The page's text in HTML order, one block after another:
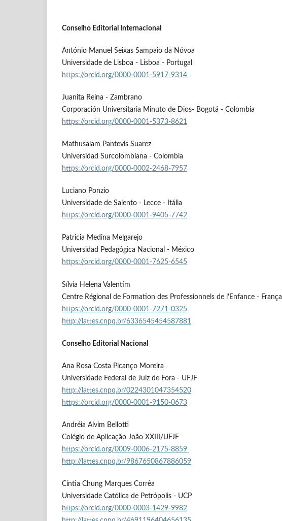
Conselho Editorial Internacional
António Manuel Seixas Sampaio da Nóvoa
Universidade de Lisboa - Lisboa - Portugal
https://orcid.org/0000-0001-5917-9314
Juanita Reina - Zambrano
Corporación Universitaria Minuto de Dios- Bogotá - Colombia
https://orcid.org/0000-0001-5373-8621
Mathusalam Pantevis Suarez
Universidad Surcolombiana - Colombia
https://orcid.org/0000-0002-2468-7957
Luciano Ponzio
Universidade de Salento - Lecce - Itália
https://orcid.org/0000-0001-9405-7742
Patricia Medina Melgarejo
Universidad Pedagógica Nacional - México
https://orcid.org/0000-0001-7625-6545
Sílvia Helena Valentim
Centre Régional de Formation des Professionnels de l'Enfance - França
https://orcid.org/0000-0001-7271-0325
http://lattes.cnpq.br/6336545454587881
Conselho Editorial Nacional
Ana Rosa Costa Picanço Moreira
Universidade Federal de Juiz de Fora - UFJF
http://lattes.cnpq.br/0224301047354520
https://orcid.org/0000-0001-9150-0673
Andréia Alvim Bellotti
Colégio de Aplicação João XXIII/UFJF
https://orcid.org/0009-0006-2175-8859
http://lattes.cnpq.br/9867650867886059
Cíntia Chung Marques Corrêa
Universidade Católica de Petrópolis - UCP
https://orcid.org/0000-0003-1429-9982